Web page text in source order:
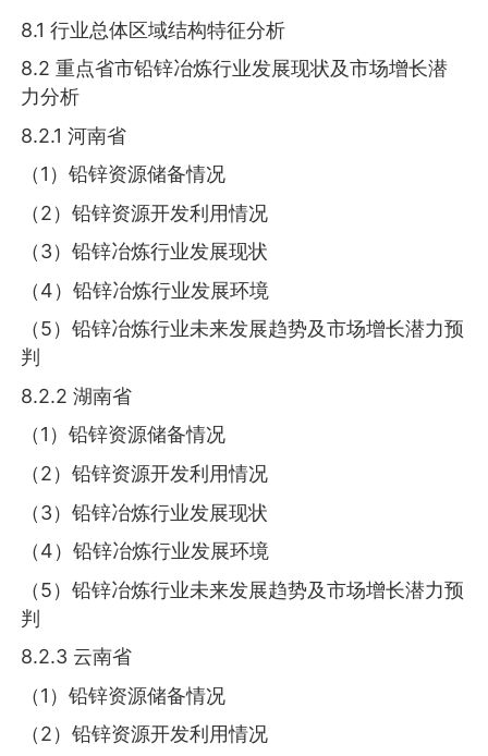
8.1 行业总体区域结构特征分析
8.2 重点省市铅锌冶炼行业发展现状及市场增长潜
力分析
8.2.1 河南省
（1）铅锌资源储备情况
（2）铅锌资源开发利用情况
（3）铅锌冶炼行业发展现状
（4）铅锌冶炼行业发展环境
（5）铅锌冶炼行业未来发展趋势及市场增长潜力预
判
8.2.2 湖南省
（1）铅锌资源储备情况
（2）铅锌资源开发利用情况
（3）铅锌冶炼行业发展现状
（4）铅锌冶炼行业发展环境
（5）铅锌冶炼行业未来发展趋势及市场增长潜力预
判
8.2.3 云南省
（1）铅锌资源储备情况
（2）铅锌资源开发利用情况